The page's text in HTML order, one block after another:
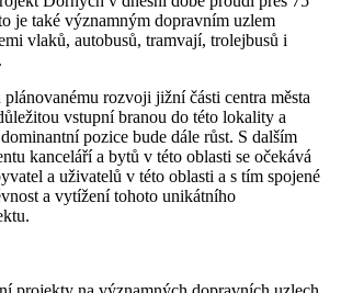
je také významným dopravním uzlem
vlaků, autobusů, tramvají, trolejbusů i
rozvoji jižní části centra města
vstupní branou do této lokality a
pozice bude dále růst. S dalším
kanceláří a bytů v této oblasti se očekává
a uživatelů v této oblasti a s tím spojené
a vytížení tohoto unikátního